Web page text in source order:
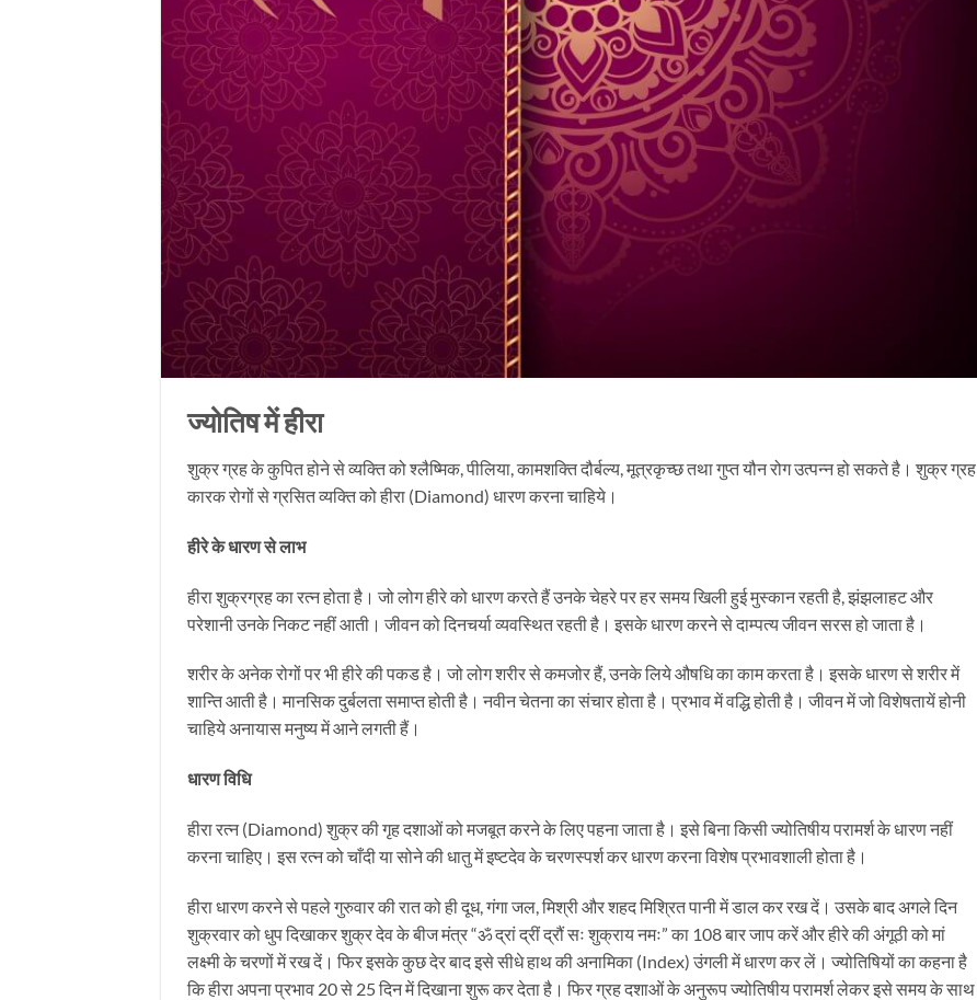
ज्योतिष में हीरा
शुक्र ग्रह के कुपित होने से व्यक्ति को श्लैष्मिक, पीलिया, कामशक्ति दौर्बल्य, मूत्रकृच्छ तथा गुप्त यौन रोग उत्पन्न हो सकते है। शुक्र ग्रह
कारक रोगों से ग्रसित व्यक्ति को हीरा (Diamond) धारण करना चाहिये।
हीरे के धारण से लाभ
हीरा शुक्रग्रह का रत्न होता है। जो लोग हीरे को धारण करते हैं उनके चेहरे पर हर समय खिली हुई मुस्कान रहती है, झंझलाहट और
परेशानी उनके निकट नहीं आती। जीवन को दिनचर्या व्यवस्थित रहती है। इसके धारण करने से दाम्पत्य जीवन सरस हो जाता है।
शरीर के अनेक रोगों पर भी हीरे की पकड है। जो लोग शरीर से कमजोर हैं, उनके लिये औषधि का काम करता है। इसके धारण से शरीर में
शान्ति आती है। मानसिक दुर्बलता समाप्त होती है। नवीन चेतना का संचार होता है। प्रभाव में वद्धि होती है। जीवन में जो विशेषतायें होनी
चाहिये अनायास मनुष्य में आने लगती हैं।
धारण विधि
हीरा रत्न (Diamond) शुक्र की गृह दशाओं को मजबूत करने के लिए पहना जाता है। इसे बिना किसी ज्योतिषीय परामर्श के धारण नहीं
करना चाहिए। इस रत्न को चाँदी या सोने की धातु में इष्टदेव के चरणस्पर्श कर धारण करना विशेष प्रभावशाली होता है।
हीरा धारण करने से पहले गुरुवार की रात को ही दूध, गंगा जल, मिश्री और शहद मिश्रित पानी में डाल कर रख दें। उसके बाद अगले दिन
शुक्रवार को धुप दिखाकर शुक्र देव के बीज मंत्र “ॐ द्रां द्रीं द्रौं सः शुक्राय नमः” का 108 बार जाप करें और हीरे की अंगूठी को मां
लक्ष्मी के चरणों में रख दें। फिर इसके कुछ देर बाद इसे सीधे हाथ की अनामिका (Index) उंगली में धारण कर लें। ज्योतिषियों का कहना है
कि हीरा अपना प्रभाव 20 से 25 दिन में दिखाना शुरू कर देता है। फिर ग्रह दशाओं के अनुरूप ज्योतिषीय परामर्श लेकर इसे समय के साथ